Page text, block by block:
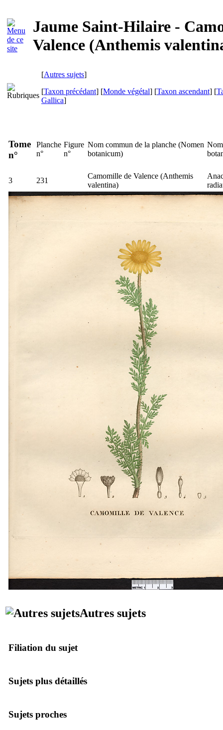
Jaume Saint-Hilaire -
Valence (Anthemis
[Autres sujets]
[Taxon précédant] [Monde végétal] [Taxon ascendant] [
Gallica]
Tome
n°
Planche
n°
Figure
n°
Nom commun de la planche (Nomen
botanicum)
3 231
Camomille de Valence (Anthemis
valentina)
Autres sujets
Filiation du sujet
Sujets plus détaillés
Sujets proches